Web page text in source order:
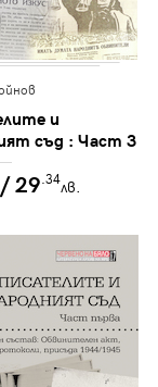
и
съд : Част 3
като
1944-
/ 29 .34лв.